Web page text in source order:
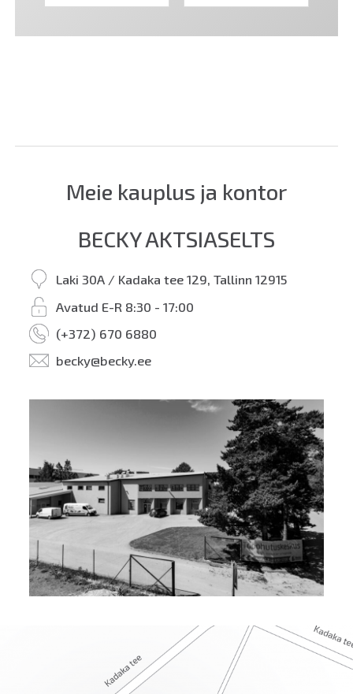
Meie kauplus ja kontor
BECKY AKTSIASELTS
Laki 30A / Kadaka tee 129, Tallinn 12915
Avatud E-R 8:30 - 17:00
(+372) 670 6880
becky@becky.ee